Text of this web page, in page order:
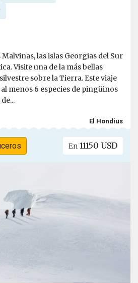
las islas Georgias del Sur
Visite una de la más bellas
sobre la Tierra. Este viaje
menos 6 especies de pingüinos
El Hondius
En 11150 USD